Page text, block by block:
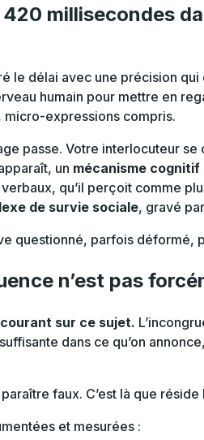
420 millisecondes
le délai avec une précision qui
humain pour mettre en
expressions compris.
passe. Votre interlocuteur
un mécanisme cognitif
qu’il perçoit comme
de survie sociale, gravé
questionné, parfois déformé,
n’est pas
sur ce sujet.
dans ce qu’on
faux. C’est là que réside
et mesurées :